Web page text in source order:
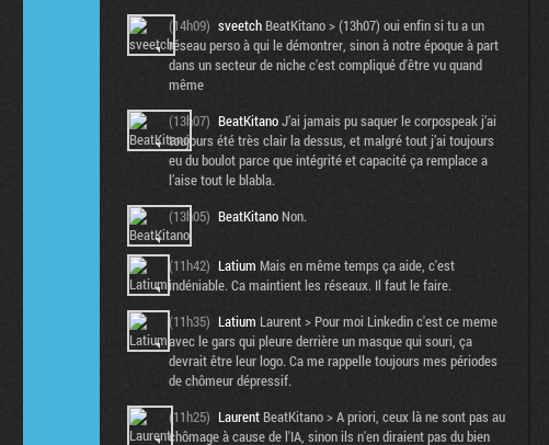
(14h09) sveetch BeatKitano > (13h07) oui enfin si tu a un
réseau perso à qui le démontrer, sinon à notre époque à part
dans un secteur de niche c'est compliqué d'être vu quand
même
(13h07) BeatKitanoJ’ai jamais pu saquer le corpospeak j’ai
toujours été très clair la dessus, et malgré tout j’ai toujours
eu du boulot parce que intégrité et capacité ça remplace a
l’aise tout le blabla.
(13h05) BeatKitano Non.
(11h42) Latium Mais en même temps ça aide, c'est
indéniable. Ca maintient les réseaux. Il faut le faire.
(11h35) Latium Laurent > Pour moi Linkedin c'est ce meme
avec le gars qui pleure derrière un masque qui souri, ça
devrait être leur logo. Ca me rappelle toujours mes périodes
de chômeur dépressif.
(11h25) LaurentBeatKitano > A priori, ceux là ne sont pas au
chômage à cause de l'IA, sinon ils n'en diraient pas du bien